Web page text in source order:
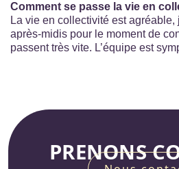
Comment se passe la vie en
La vie en collectivité est agréable,
après-midis pour le moment de
passent très vite. L’équipe est
PRENONS